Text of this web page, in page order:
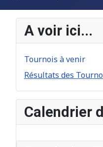
A voir ici...
Tournois à venir
Résultats des
Calendrier